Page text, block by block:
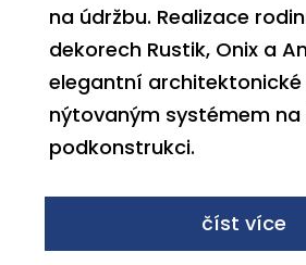
na údržbu. Realizace
dekorech Rustik, Onix a
elegantní architektonické
nýtovaným systémem na
podkonstrukci.
číst více